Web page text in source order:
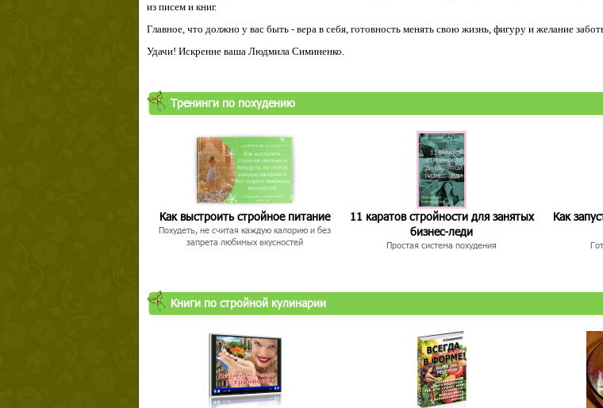
из писем и книг.
Главное, что должно у вас быть - вера в себя, готовность менять свою жизнь, фигуру и желание
Удачи! Искренне ваша Людмила Симиненко.
Тренинги по похудению
Как выстроить стройное питание
Похудеть, не считая каждую калорию и без
запрета любимых вкусностей
11 каратов стройности для занятых
бизнес-леди
Простая система похудения
Как
Книги по стройной кулинарии